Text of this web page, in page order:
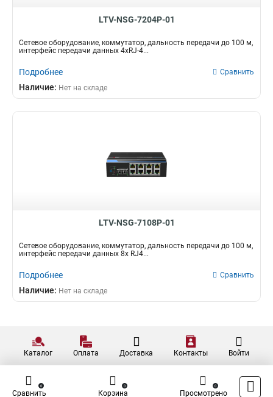
LTV-NSG-7204P-01
Сетевое оборудование, коммутатор, дальность передачи до 100 м,
интерфейс передачи данных 4xRJ-4...
Подробнее Сравнить
Наличие: Нет на складе
LTV-NSG-7108P-01
Сетевое оборудование, коммутатор, дальность передачи до 100 м,
интерфейс передачи данных 8x RJ4...
Подробнее Сравнить
Наличие: Нет на складе
Каталог Оплата Доставка Контакты Войти
Сравнить
0
Корзина
0
Просмотрено
0